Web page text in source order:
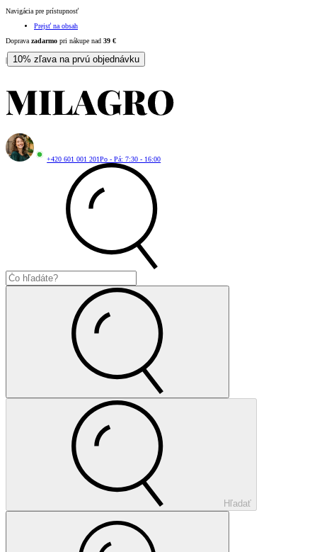
Navigácia pre prístupnosť
Prejsť na obsah
Doprava zadarmo pri nákupe nad 39 €
| 10% zľava na prvú objednávku
+420 601 001 201Po - Pá: 7:30 - 16:00
Hľadať